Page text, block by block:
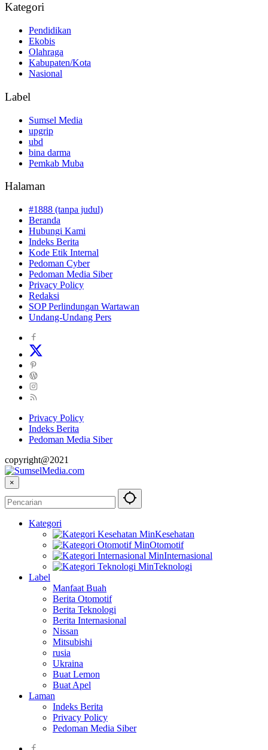
Kategori
Pendidikan
Ekobis
Olahraga
Kabupaten/Kota
Nasional
Label
Sumsel Media
upgrip
ubd
bina darma
Pemkab Muba
Halaman
#1888 (tanpa judul)
Beranda
Hubungi Kami
Indeks Berita
Kode Etik Internal
Pedoman Cyber
Pedoman Media Siber
Privacy Policy
Redaksi
SOP Perlindungan Wartawan
Undang-Undang Pers
Privacy Policy
Indeks Berita
Pedoman Media Siber
copyright@2021
×
Kategori
Kesehatan
Otomotif
Internasional
Teknologi
Label
Manfaat Buah
Berita Otomotif
Berita Teknologi
Berita Internasional
Nissan
Mitsubishi
rusia
Ukraina
Buat Lemon
Buat Apel
Laman
Indeks Berita
Privacy Policy
Pedoman Media Siber